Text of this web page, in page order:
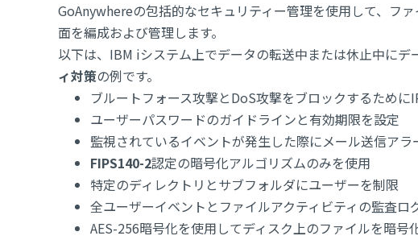
GoAnywhereの包括的なセキュリティー管理を使用して、フ
面を編成および管理します。
以下は、IBM iシステム上でデータの転送中または休止中に
ィ対策の例です。
ブルートフォース攻撃とDoS攻撃をブロックするため
ユーザーパスワードのガイドラインと有効期限を設定
監視されているイベントが発生した際にメール送信アラ
FIPS140-2認定の暗号化アルゴリズムのみを使用
特定のディレクトリとサブフォルダにユーザーを制限
全ユーザーイベントとファイルアクティビティの監査ロ
AES-256暗号化を使用してディスク上のファイルを暗号